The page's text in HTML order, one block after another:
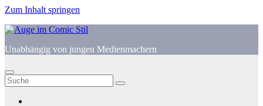
Zum Inhalt springen
Unabhängig von jungen Medienmachern